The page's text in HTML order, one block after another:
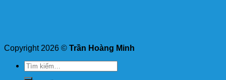
Copyright 2026 © Trần Hoàng Minh
Tìm
kiếm: